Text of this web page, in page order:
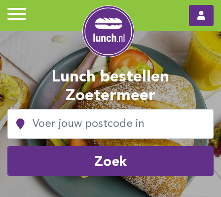
Lunch bestellen
Zoetermeer
Zoek